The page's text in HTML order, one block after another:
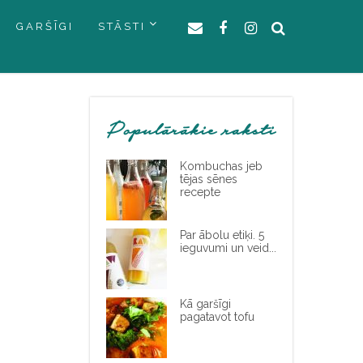
GARŠĪGI STĀSTI
Populārākie raksti
Kombuchas jeb
tējas sēnes
recepte
Par ābolu etiķi. 5
ieguvumi un veid...
Kā garšīgi
pagatavot tofu